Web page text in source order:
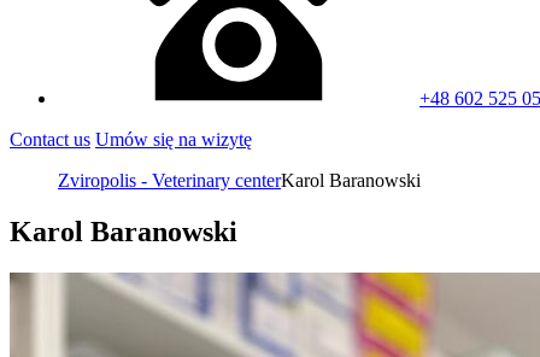
+48 602 525
Contact us Umów się na wizytę
Zviropolis - Veterinary centerKarol Baranowski
Karol Baranowski